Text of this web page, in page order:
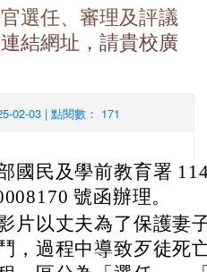
選任、審理及評議
結網址，請貴校廣
02-03 | 點閱數： 171
國民及學前教育署
號函辦理。
片以丈夫為了保護妻
，過程中導致歹徒死